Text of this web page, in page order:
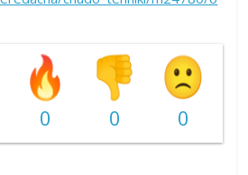
0 0 0